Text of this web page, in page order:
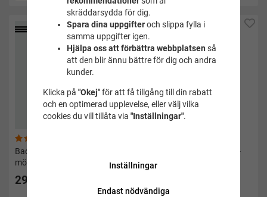
Badbyxor 3s blt trunk
mörkblå/vit - Adidas
299 kr
Badbyxor Blake marinblå -
Aquaspeed
skräddarsydda för dig.
Spara dina uppgifteroch slippa fylla i
samma uppgifter igen.
Hjälpa oss att förbättra webbplatsen så
att den blir ännu bättre för dig och andra
kunder.
Klicka på "Okej"för att få tillgång till din rabatt
och en optimerad upplevelse, eller välj vilka
cookies du vill tillåta via "Inställningar".
Inställningar
Endast nödvändiga